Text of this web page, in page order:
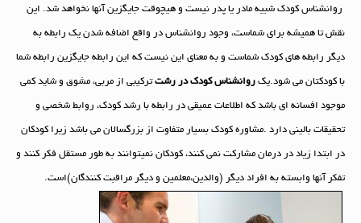
روانشناس کودک شبیه مادر یا پدر نیست و هیچوقت جایگزین آنها نخواهد شد. این
نقش تا همیشه برای شماست، وجود روانشناس در واقع اضافه شدن یک رابطه به
دیگر رابطه های کودک شماست و به معنای این نیست که این رابطه جایگزین رابطه شما
با کودکتان می شود.یکروانشناس کودک در رشتترکیبی از مربی، مشوق و شاید کمی
موجود افسانه ای باشد که اطلاعات عمیقی در رابطه با رشد کودک، روابط شخصی و
تحقیقات بالینی دارد .مشاوره کودک بسیار متفاوت از بزرگسالان می باشد زیرا کودکان
در ابتدا زیاد در درمان مشارکت نمی کنند، کودکان نمیتوانند به طور مستقل فکر کنند و
تفکر آنها وابسته به افراد دیگر (والدین،معلمین و دیگر مراقبت کنندگان)است.